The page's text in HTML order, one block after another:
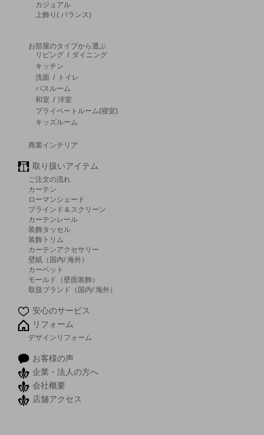
カジュアル
上飾り( バランス)
お部屋のタイプから選ぶ
リビング / ダイニング
キッチン
洗面 /
トイレ
バスルーム
和室 / 洋室
プライベートルーム(寝室)
キッズルーム
商業インテリア
取り扱いアイテム
ご注文の流れ
カーテン
ローマンシェード
ブラインド＆スクリーン
カーテンレール
装飾タッセル
装飾トリム
カーテンアクセサリー
壁紙（国内/ 海外）
カーペット
モールド（壁面装飾）
取扱ブランド（国内/ 海外）
安心のサービス
リフォーム
デザインリフォーム
お客様の声
企業・法人の方へ
会社概要
店舗アクセス